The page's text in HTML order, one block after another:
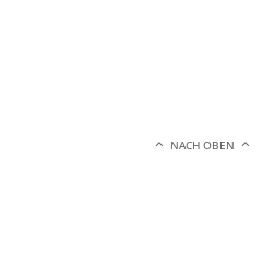
NACH OBEN